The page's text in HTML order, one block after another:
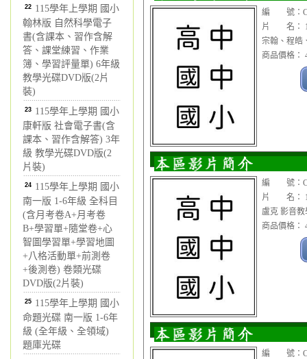
22 115學年上學期 國小
翰林版 自然科學電子
書(含課本、習作含解
答、課堂練習、作業
簿、學習評量單) 6年級
教學光碟DVD版(2片
裝)
23 115學年上學期 國小
康軒版 社會電子書(含
課本、習作含解答) 3年
級 教學光碟DVD版(2
片裝)
24 115學年上學期 國小
南一版 1-6年級 全科目
(含月考卷A+月考卷
B+學習單+隨堂卷+心
智圖學習單+學習地圖
+八格活動單+前測卷
+後測卷) 卷類光碟
DVD版(2片裝)
25 115學年上學期 國小
命題光碟 南一版 1-6年
級 (全年級、全領域)
題庫光碟
編 號：
片 名：
宗翰、程皓
商品價格：
編 號：
片 名：
盧克 影音
商品價格：
編 號：